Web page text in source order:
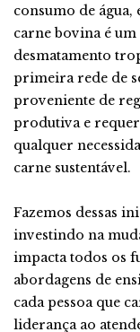
consumo de água,
carne bovina é
desmatamento
primeira rede de
proveniente de
produtiva e
qualquer
carne sustentável.
Fazemos dessas
investindo na
impacta todos os
abordagens de
cada pessoa que
liderança ao